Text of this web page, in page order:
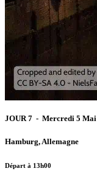
JOUR 7 - Mercredi 5 Mai
Hamburg, Allemagne
Départ à 13h00